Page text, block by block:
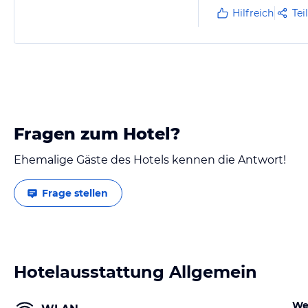
Hilfreich
Fragen zum Hotel?
Ehemalige Gäste des Hotels kennen die Antwort!
Frage stellen
Hotelausstattung Allgemein